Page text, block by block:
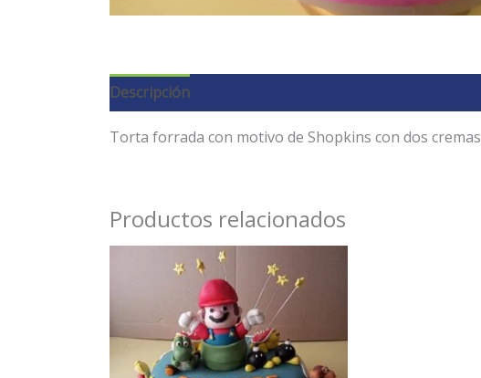
Descripción
Torta forrada con motivo de Shopkins con dos cremas
Productos relacionados